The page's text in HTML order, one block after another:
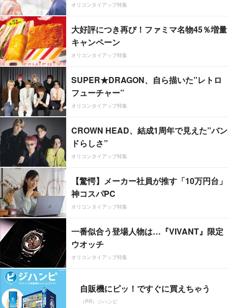
オリコンタイアップ特集
大好評につき再び！ファミマ名物45％増量
キャンペーン
オリコンタイアップ特集
SUPER★DRAGON、自ら描いた”レトロ
フューチャー”
オリコンタイアップ特集
CROWN HEAD、結成1周年で見えた”バン
ドらしさ”
オリコンタイアップ特集
【驚愕】メーカー社員が推す「10万円台」
神コスパPC
オリコンタイアップ特集
一番似合う登場人物は…『VIVANT』限定
ウオッチ
オリコンタイアップ特集
自販機にピッ！ですぐに買えちゃう
（PR）ジハンピ